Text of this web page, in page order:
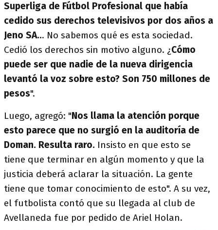
Superliga de Fútbol Profesional que había
cedido sus derechos televisivos por dos años a
Jeno SA... No sabemos qué es esta sociedad.
Cedió los derechos sin motivo alguno. ¿Cómo
puede ser que nadie de la nueva dirigencia
levantó la voz sobre esto? Son 750 millones de
pesos".
Luego, agregó: "Nos llama la atención porque
esto parece que no surgió en la auditoría de
Doman. Resulta raro. Insisto en que esto se
tiene que terminar en algún momento y que la
justicia deberá aclarar la situación. La gente
tiene que tomar conocimiento de esto". A su vez,
el futbolista contó que su llegada al club de
Avellaneda fue por pedido de Ariel Holan.